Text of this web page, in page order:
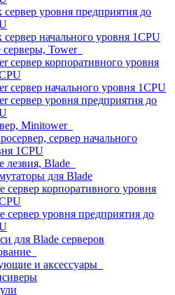
сервер уровня предприятия до
сервер начального уровня 1CPU
Tower
сервер корпоративного уровня
сервер начального уровня 1CPU
сервер уровня предприятия до
Minitower
сервер начального
1CPU
лезвия, Blade
для Blade
сервер корпоративного уровня
сервер уровня предприятия до
для Blade серверов
и аксессуары